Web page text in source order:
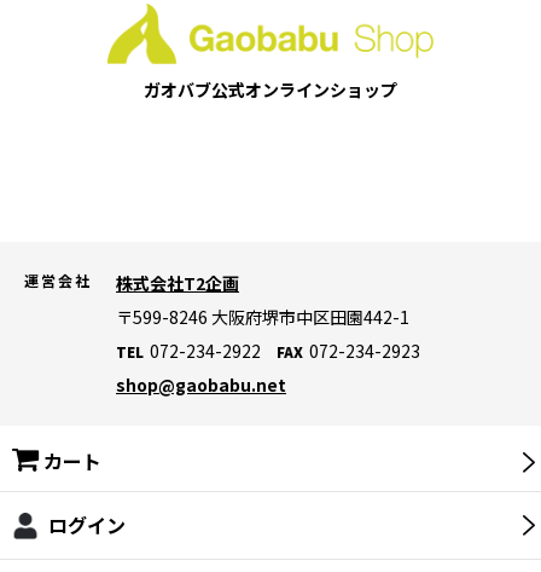
ガオバブ公式オンラインショップ
運営会社
株式会社T2企画
〒599-8246 大阪府堺市中区田園442-1
TEL 072-234-2922 FAX 072-234-2923
shop@gaobabu.net
ログイン
カート